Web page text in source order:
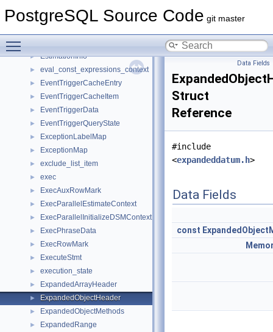
PostgreSQL Source Code git master
► ErrorData
► EstimationInfo
► eval_const_expressions_context
► EventTriggerCacheEntry
► EventTriggerCacheItem
► EventTriggerData
► EventTriggerQueryState
► ExceptionLabelMap
► ExceptionMap
► exclude_list_item
► exec
► ExecAuxRowMark
► ExecParallelEstimateContext
► ExecParallelInitializeDSMContext
► ExecPhraseData
► ExecRowMark
► ExecuteStmt
► execution_state
► ExpandedArrayHeader
► ExpandedObjectHeader
► ExpandedObjectMethods
► ExpandedRange
Data Fields
Struct
Reference
#include
<expandeddatum.h>
Data Fields
const